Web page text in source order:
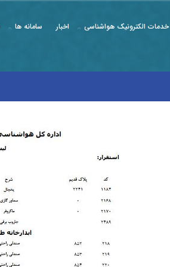
خدمات الکترونیک هواشناسی اخبار سامانه ها